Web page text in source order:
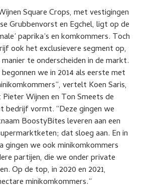
Square Crops, met vestigingen
Grubbenvorst en Egchel, ligt op de
paprika’s en komkommers. Toch
ook het exclusievere segment op,
te onderscheiden in de markt.
we in 2014 als eerste met
vertelt Koen Saris,
Wijnen en Ton Smeets de
bedrijf vormt. “Deze gingen we
BoostyBites leveren aan een
dat sloeg aan. En in
gingen we ook minikomkommers
partijen, die we onder private
Op de top, in 2020 en 2021,
minikomkommers.”